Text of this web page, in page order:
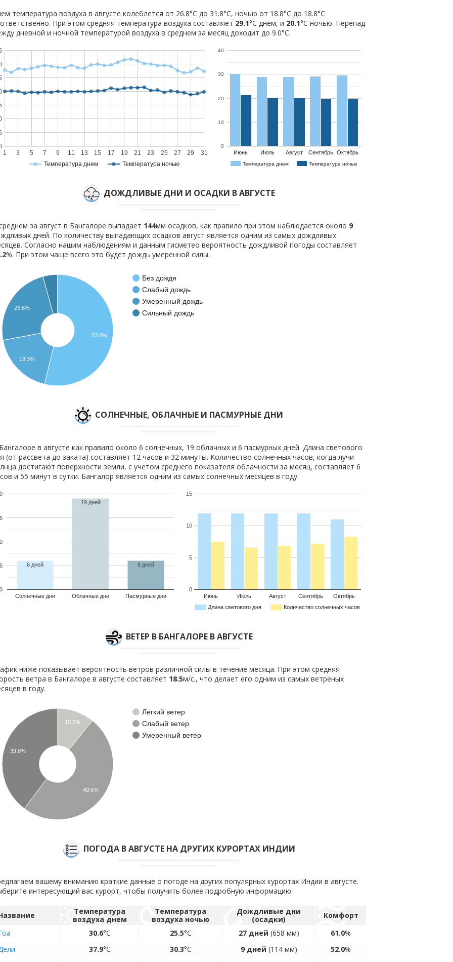
температура воздуха в августе колеблется от 26.8°C до 31.8°C, ночью от 18.8°C до 18.8°C
При этом средняя температура воздуха составляет 29.1°C днем, и 20.1°C ночью. Перепад
дневной и ночной температурой воздуха в среднем за месяц доходит до 9.0°С.
Температура днем Температура ночью
1 3 5 7 9 11 13 15 17 19 21 23 25 27 29 31
Температура днем Температура ночью
Июнь Июль Август Сентябрь Октябрь
0
10
20
30
40
ДОЖДЛИВЫЕ ДНИ И ОСАДКИ В АВГУСТЕ
за август в Бангалоре выпадает 144мм осадков, как правило при этом наблюдается около 9
дней. По количеству выпадающих осадков август является одним из самых дождливых
Согласно нашим наблюдениям и данным гисметео вероятность дождливой погоды составляет
%. При этом чаще всего это будет дождь умеренной силы.
Без дождя
Слабый дождь
Умеренный дождь
Сильный дождь
23.6%
18.3%
53.8%
CОЛНЕЧНЫЕ, ОБЛАЧНЫЕ И ПАСМУРНЫЕ ДНИ
в августе как правило около 6 солнечных, 19 облачных и 6 пасмурных дней. Длина светового
(от рассвета до заката) составляет 12 часов и 32 минуты. Количество солнечных часов, когда лучи
достигают поверхности земли, с учетом среднего показателя облачности за месяц, составляет 6
и 55 минут в сутки. Бангалор является одним из самых солнечных месяцев в году.
Солнечные дни Облачные дни Пасмурные дни
0
5 6 дней
19 дней
6 дней
Длина светового дня Количество солнечных часов
Июнь Июль Август Сентябрь Октябрь
0
5
10
15
ВЕТЕР В БАНГАЛОРЕ В АВГУСТЕ
ниже показывает вероятность ветров различной силы в течение месяца. При этом средняя
ветра в Бангалоре в августе составляет 18.5м/с., что делает его одним из самых ветреных
в году.
Легкий ветер
Слабый ветер
Умеренный ветер
10.7%
39.8%
49.5%
ПОГОДА В АВГУСТЕ НА ДРУГИХ КУРОРТАХ ИНДИИ
вашему вниманию краткие данные о погоде на других популярных курортах Индии в августе.
интересующий вас курорт, чтобы получить более подробную информацию.
Температура
воздуха днем
Температура
воздуха ночью
Дождливые дни
(осадки)
Комфорт
30.6°C 25.5°C 27 дней (658 мм) 61.0%
37.9°C 30.3°C 9 дней (114 мм) 52.0%